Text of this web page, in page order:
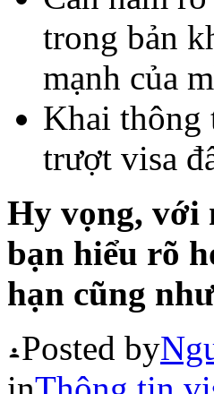
trong bản
mạnh của
Khai thông
trượt visa
Hy vọng, với
bạn hiểu rõ
hạn cũng
Posted by